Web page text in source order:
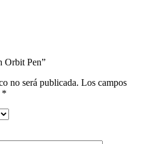
Orbit Pen”
no será publicada. Los campos
*